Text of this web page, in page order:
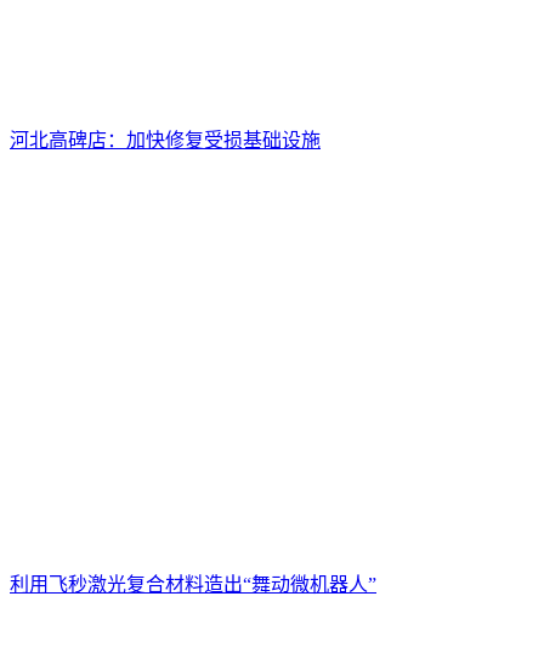
河北高碑店：加快修复受损基础设施
利用飞秒激光复合材料造出“舞动微机器人”